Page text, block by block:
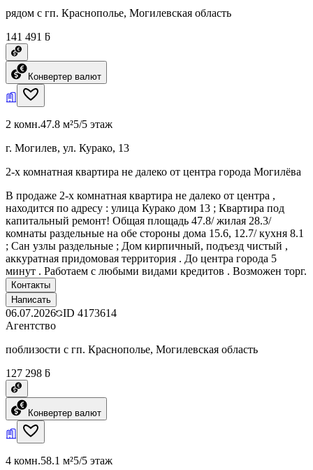
рядом с гп. Краснополье, Могилевская область
141 491 ƃ
Конвертер валют
2 комн.47.8 м²5/5 этаж
г. Могилев, ул. Курако, 13
2-х комнатная квартира не далеко от центра города Могилёва
В продаже 2-х комнатная квартира не далеко от центра ,
находится по адресу : улица Курако дом 13 ; Квартира под
капитальный ремонт! Общая площадь 47.8/ жилая 28.3/
комнаты раздельные на обе стороны дома 15.6, 12.7/ кухня 8.1
; Сан узлы раздельные ; Дом кирпичный, подъезд чистый ,
аккуратная придомовая территория . До центра города 5
минут . Работаем с любыми видами кредитов . Возможен торг.
Контакты
Написать
06.07.2026 ID 4173614
Агентство
поблизости с гп. Краснополье, Могилевская область
127 298 ƃ
Конвертер валют
4 комн.58.1 м²5/5 этаж